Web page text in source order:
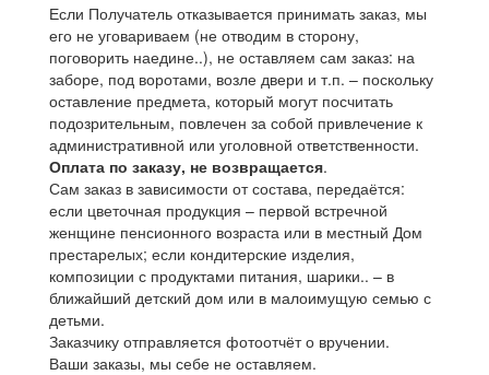
Если Получатель отказывается принимать заказ, мы
его не уговариваем (не отводим в сторону,
поговорить наедине..), не оставляем сам заказ: на
заборе, под воротами, возле двери и т.п. – поскольку
оставление предмета, который могут посчитать
подозрительным, повлечен за собой привлечение к
административной или уголовной ответственности.
Оплата по заказу, не возвращается.
Сам заказ в зависимости от состава, передаётся:
если цветочная продукция – первой встречной
женщине пенсионного возраста или в местный Дом
престарелых; если кондитерские изделия,
композиции с продуктами питания, шарики.. – в
ближайший детский дом или в малоимущую семью с
детьми.
Заказчику отправляется фотоотчёт о вручении.
Ваши заказы, мы себе не оставляем.